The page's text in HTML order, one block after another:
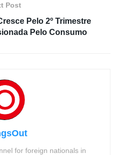
Post
Pelo 2º Trimestre
Pelo Consumo
for foreign nationals in